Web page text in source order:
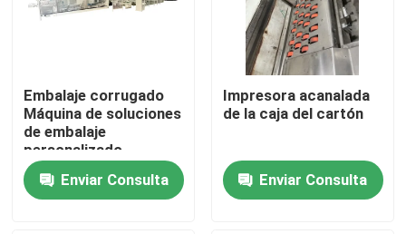
Productos
Vídeos
Embalaje corrugado
Máquina de soluciones
de embalaje
personalizado
Enviar Consulta
Impresora acanalada
de la caja del cartón
Enviar Consulta